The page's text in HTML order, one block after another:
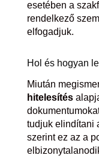
esetében a
rendelkező
elfogadjuk.
Hol és hogyan
Miután
hitelesítés
tudjuk elindítani
szerint ez az a